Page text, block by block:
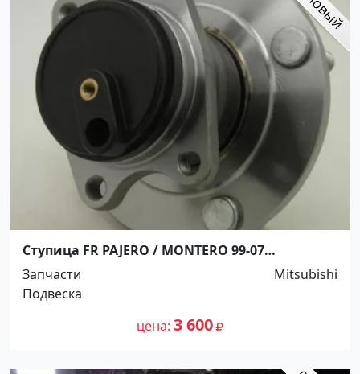
Ступица FR PAJERO / MONTERO 99-07
Краснодар
Запчасти
Mitsubishi
Подвеска
цена 3 600